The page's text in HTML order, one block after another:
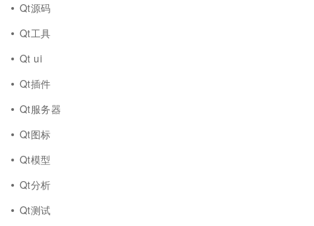
Qt源码
Qt工具
Qt ui
Qt插件
Qt服务器
Qt图标
Qt模型
Qt分析
Qt测试